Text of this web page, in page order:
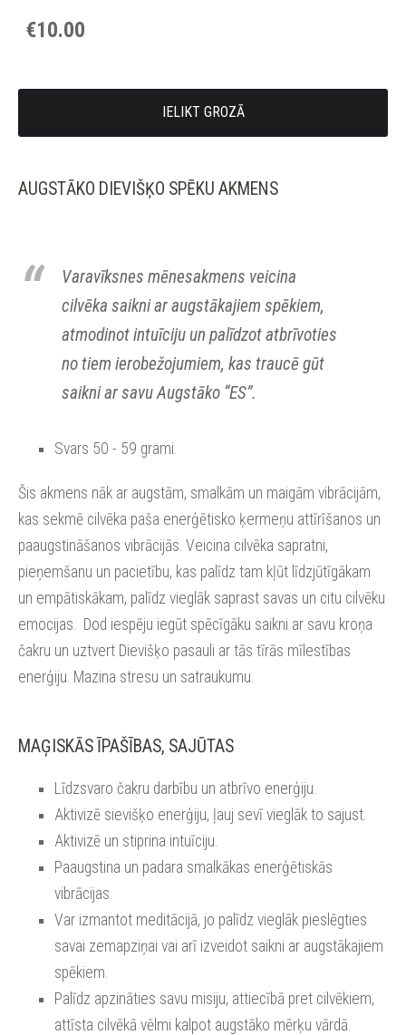
€10.00
IELIKT GROZĀ
AUGSTĀKO DIEVIŠĶO SPĒKU AKMENS
Varavīksnes mēnesakmens veicina
cilvēka saikni ar augstākajiem spēkiem,
atmodinot intuīciju un palīdzot atbrīvoties
no tiem ierobežojumiem, kas traucē gūt
saikni ar savu Augstāko “ES”.
Svars 50 - 59 grami.
Šis akmens nāk ar augstām, smalkām un maigām vibrācijām,
kas sekmē cilvēka paša enerģētisko ķermeņu attīrīšanos un
paaugstināšanos vibrācijās. Veicina cilvēka sapratni,
pieņemšanu un pacietību, kas palīdz tam kļūt līdzjūtīgākam
un empātiskākam, palīdz vieglāk saprast savas un citu cilvēku
emocijas. Dod iespēju iegūt spēcīgāku saikni ar savu kroņa
čakru un uztvert Dievišķo pasauli ar tās tīrās mīlestības
enerģiju. Mazina stresu un satraukumu.
MAĢISKĀS ĪPAŠĪBAS, SAJŪTAS
Līdzsvaro čakru darbību un atbrīvo enerģiju.
Aktivizē sievišķo enerģiju, ļauj sevī vieglāk to sajust.
Aktivizē un stiprina intuīciju.
Paaugstina un padara smalkākas enerģētiskās
vibrācijas.
Var izmantot meditācijā, jo palīdz vieglāk pieslēgties
savai zemapziņai vai arī izveidot saikni ar augstākajiem
spēkiem.
Palīdz apzināties savu misiju, attiecībā pret cilvēkiem,
attīsta cilvēkā vēlmi kalpot augstāko mērķu vārdā.